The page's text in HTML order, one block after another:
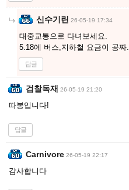
신수기린 26-05-19 17:34
대중교통으로 다녀보세요.
5.18에 버스,지하철 요금이 공짜.
답글
검찰독재 26-05-19 21:20
따봉입니다!
답글
Carnivore 26-05-19 22:17
감사합니다